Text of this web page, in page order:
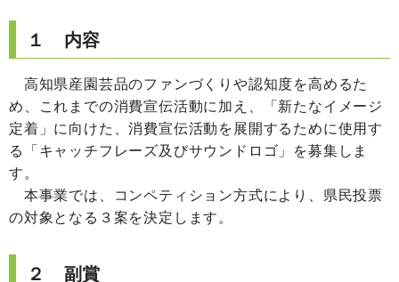
１ 内容
高知県産園芸品のファンづくりや認知度を高めるた
め、これまでの消費宣伝活動に加え、「新たなイメージ
定着」に向けた、消費宣伝活動を展開するために使用す
る「キャッチフレーズ及びサウンドロゴ」を募集しま
す。
本事業では、コンペティション方式により、県民投票
の対象となる３案を決定します。
２ 副賞